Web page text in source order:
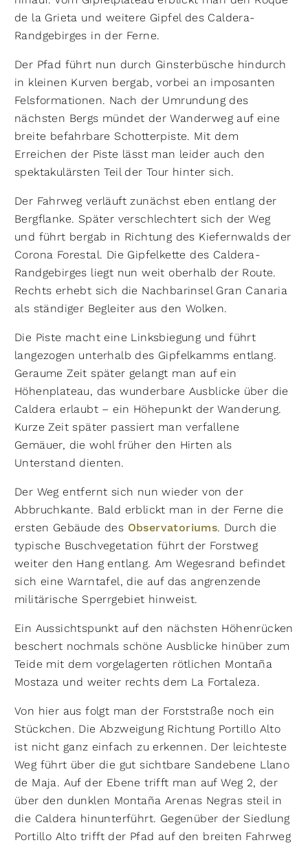
de la Grieta und weitere Gipfel des Caldera-
Randgebirges in der Ferne.
Der Pfad führt nun durch Ginsterbüsche hindurch
in kleinen Kurven bergab, vorbei an imposanten
Felsformationen. Nach der Umrundung des
nächsten Bergs mündet der Wanderweg auf eine
breite befahrbare Schotterpiste. Mit dem
Erreichen der Piste lässt man leider auch den
spektakulärsten Teil der Tour hinter sich.
Der Fahrweg verläuft zunächst eben entlang der
Bergflanke. Später verschlechtert sich der Weg
und führt berg­ab in Richtung des Kiefernwalds der
Corona Forestal. Die Gipfelkette des Caldera-
Randgebirges liegt nun weit oberhalb der Route.
Rechts erhebt sich die Nachbarinsel Gran Canaria
als ständiger Begleiter aus den Wolken.
Die Piste macht eine Linksbiegung und führt
langezogen unterhalb des Gipfelkamms entlang.
Geraume Zeit später gelangt man auf ein
Höhenplateau, das wunderbare Ausblicke über die
Caldera erlaubt – ein Höhepunkt der Wanderung.
Kurze Zeit später passiert man verfallene
Gemäuer, die wohl früher den Hirten als
Unterstand dienten.
Der Weg entfernt sich nun wieder von der
Abbruchkante. Bald erblickt man in der Ferne die
ersten Gebäude des Observatoriums. Durch die
typische Buschvegetation führt der Forstweg
weiter den Hang entlang. Am Wegesrand befindet
sich eine Warntafel, die auf das angrenzende
militärische Sperrgebiet hinweist.
Ein Aussichtspunkt auf den nächsten Höhenrücken
beschert nochmals schöne Ausblicke hinüber zum
Teide mit dem vorgelagerten rötlichen Montaña
Mostaza und weiter rechts dem La Fortaleza.
Von hier aus folgt man der Forststraße noch ein
Stückchen. Die Abzweigung Richtung Portillo Alto
ist nicht ganz einfach zu erkennen. Der leichteste
Weg führt über die gut sichtbare Sandebene Llano
de Maja. Auf der Ebene trifft man auf Weg 2, der
über den dunklen Montaña Arenas Negras steil in
die Caldera hinunterführt. Gegenüber der Siedlung
Portillo Alto trifft der Pfad auf den breiten Fahrweg